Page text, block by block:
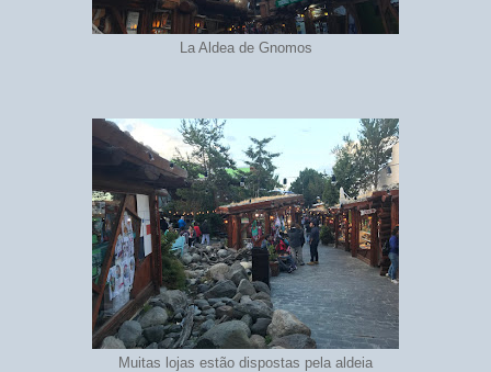
La Aldea de Gnomos
Muitas lojas estão dispostas pela aldeia